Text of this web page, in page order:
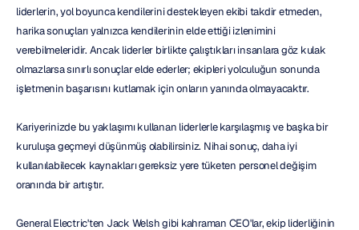
liderlerin, yol boyunca kendilerini destekleyen ekibi takdir etmeden,
harika sonuçları yalnızca kendilerinin elde ettiği izlenimini
verebilmeleridir. Ancak liderler birlikte çalıştıkları insanlara göz kulak
olmazlarsa sınırlı sonuçlar elde ederler; ekipleri yolculuğun sonunda
işletmenin başarısını kutlamak için onların yanında olmayacaktır.
Kariyerinizde bu yaklaşımı kullanan liderlerle karşılaşmış ve başka bir
kuruluşa geçmeyi düşünmüş olabilirsiniz. Nihai sonuç, daha iyi
kullanılabilecek kaynakları gereksiz yere tüketen personel değişim
oranında bir artıştır.
General Electric'ten Jack Welsh gibi kahraman CEO'lar, ekip liderliğinin